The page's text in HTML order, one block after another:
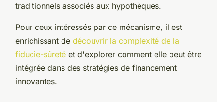
traditionnels associés aux hypothèques.
Pour ceux intéressés par ce mécanisme, il est
enrichissant de découvrir la complexité de la
fiducie-sûreté et d'explorer comment elle peut être
intégrée dans des stratégies de financement
innovantes.